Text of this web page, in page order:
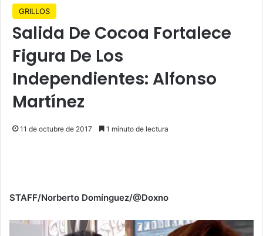
GRILLOS
Salida De Cocoa Fortalece
Figura De Los
Independientes: Alfonso
Martínez
11 de octubre de 2017 1 minuto de lectura
STAFF/Norberto Domínguez/@Doxno